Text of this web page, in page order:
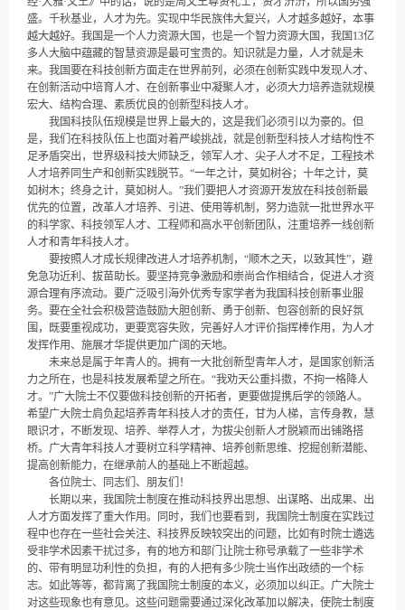
盛。千秋基业，人才为先。实现中华民族伟大复兴，人才越多越好，本事
越大越好。我国是一个人力资源大国，也是一个智力资源大国，我国13亿
多人大脑中蕴藏的智慧资源是最可宝贵的。知识就是力量，人才就是未
来。我国要在科技创新方面走在世界前列，必须在创新实践中发现人才、
在创新活动中培育人才、在创新事业中凝聚人才，必须大力培养造就规模
宏大、结构合理、素质优良的创新型科技人才。
我国科技队伍规模是世界上最大的，这是我们必须引以为豪的。但
是，我们在科技队伍上也面对着严峻挑战，就是创新型科技人才结构性不
足矛盾突出，世界级科技大师缺乏，领军人才、尖子人才不足，工程技术
人才培养同生产和创新实践脱节。“一年之计，莫如树谷；十年之计，莫
如树木；终身之计，莫如树人。”我们要把人才资源开发放在科技创新最
优先的位置，改革人才培养、引进、使用等机制，努力造就一批世界水平
的科学家、科技领军人才、工程师和高水平创新团队，注重培养一线创新
人才和青年科技人才。
要按照人才成长规律改进人才培养机制，“顺木之天，以致其性”，避
免急功近利、拔苗助长。要坚持竞争激励和崇尚合作相结合，促进人才资
源合理有序流动。要广泛吸引海外优秀专家学者为我国科技创新事业服
务。要在全社会积极营造鼓励大胆创新、勇于创新、包容创新的良好氛
围，既要重视成功，更要宽容失败，完善好人才评价指挥棒作用，为人才
发挥作用、施展才华提供更加广阔的天地。
未来总是属于年青人的。拥有一大批创新型青年人才，是国家创新活
力之所在，也是科技发展希望之所在。“我劝天公重抖擞，不拘一格降人
才。”广大院士不仅要做科技创新的开拓者，更要做提携后学的领路人。
希望广大院士肩负起培养青年科技人才的责任，甘为人梯，言传身教，慧
眼识才，不断发现、培养、举荐人才，为拔尖创新人才脱颖而出铺路搭
桥。广大青年科技人才要树立科学精神、培养创新思维、挖掘创新潜能、
提高创新能力，在继承前人的基础上不断超越。
各位院士、同志们、朋友们！
长期以来，我国院士制度在推动科技界出思想、出谋略、出成果、出
人才方面发挥了重大作用。同时，我们也要看到，我国院士制度在实践过
程中也存在一些社会关注、科技界反映较突出的问题，比如有时院士遴选
受非学术因素干扰过多，有的地方和部门让院士称号承载了一些非学术
的、带有明显功利性的负担，有的人把有多少院士当作出政绩的一个标
志。如此等等，都背离了我国院士制度的本义，必须加以纠正。广大院士
对这些现象也有意见。这些问题需要通过深化改革加以解决，使院士制度